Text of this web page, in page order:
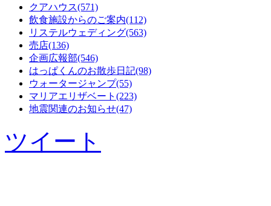
クアハウス(571)
飲食施設からのご案内(112)
リステルウェディング(563)
売店(136)
企画広報部(546)
はっぱくんのお散歩日記(98)
ウォータージャンプ(55)
マリアエリザベート(223)
地震関連のお知らせ(47)
ツイート